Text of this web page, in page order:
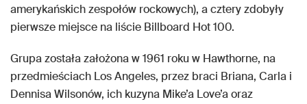
amerykańskich zespołów rockowych), a cztery zdobyły
pierwsze miejsce na liście Billboard Hot 100.
Grupa została założona w 1961 roku w Hawthorne, na
przedmieściach Los Angeles, przez braci Briana, Carla i
Dennisa Wilsonów, ich kuzyna Mike’a Love’a oraz